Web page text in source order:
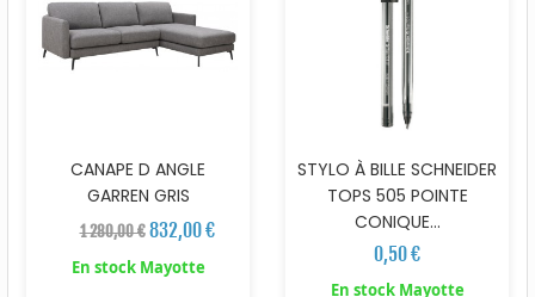
CANAPE D ANGLE
GARREN GRIS
1 280,00 € 832,00 €
En stock Mayotte
STYLO À BILLE SCHNEIDER
TOPS 505 POINTE
CONIQUE...
0,50 €
En stock Mayotte